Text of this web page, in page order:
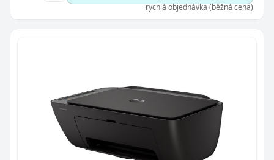
rychlá objednávka (běžná cena)